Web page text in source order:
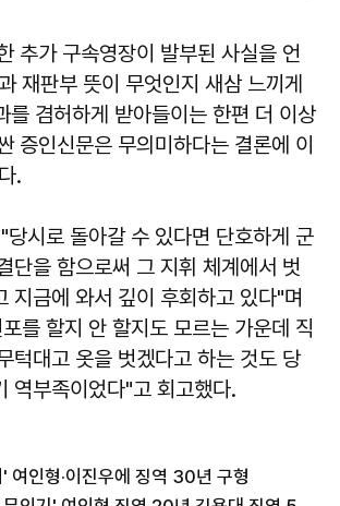
추가 구속영장이 발부된 사실을 언
재판부 뜻이 무엇인지 새삼 느끼게
를 겸허하게 받아들이는 한편 더 이상
증인신문은 무의미하다는 결론에 이
.
당시로 돌아갈 수 있다면 단호하게 군
단을 함으로써 그 지휘 체계에서 벗
지금에 와서 깊이 후회하고 있다"며
를 할지 안 할지도 모르는 가운데 직
턱대고 옷을 벗겠다고 하는 것도 당
역부족이었다"고 회고했다.
여인형·이진우에 징역 30년 구형